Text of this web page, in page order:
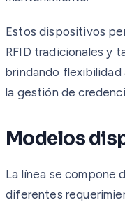
Estos dispositivos
RFID tradicionales y
brindando flexibilidad
la gestión de
Modelos
La línea se compone
diferentes